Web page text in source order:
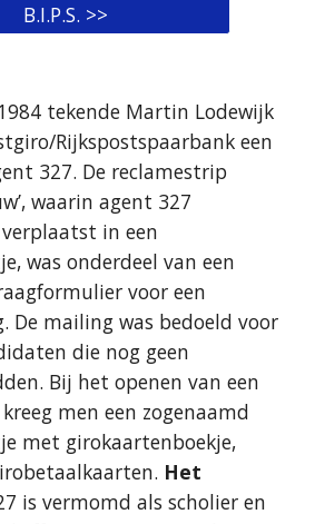
B.I.P.S. >>
tekende Martin Lodewijk
Rijkspostspaarbank een
327. De reclamestrip
waarin agent 327
in een
was onderdeel van een
voor een
De mailing was bedoeld voor
die nog geen
Bij het openen van een
men een zogenaamd
met girokaartenboekje,
Het
is vermomd als scholier en